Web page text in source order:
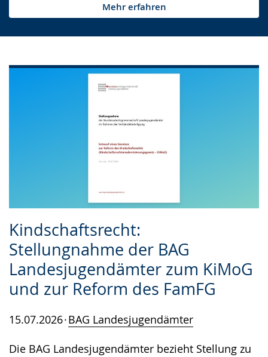
Mehr erfahren
Kindschaftsrecht:
Stellungnahme der BAG
Landesjugendämter zum KiMoG
und zur Reform des FamFG
15.07.2026 BAG Landesjugendämter
Die BAG Landesjugendämter bezieht Stellung zu